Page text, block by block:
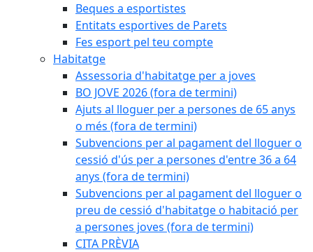
Beques a esportistes
Entitats esportives de Parets
Fes esport pel teu compte
Habitatge
Assessoria d'habitatge per a joves
BO JOVE 2026 (fora de termini)
Ajuts al lloguer per a persones de 65 anys
o més (fora de termini)
Subvencions per al pagament del lloguer o
cessió d'ús per a persones d'entre 36 a 64
anys (fora de termini)
Subvencions per al pagament del lloguer o
preu de cessió d'habitatge o habitació per
a persones joves (fora de termini)
CITA PRÈVIA